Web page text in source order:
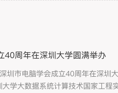
40周年在深圳大学圆满举办
市电脑学会成立40周年在深圳大
学大数据系统计算技术国家工程